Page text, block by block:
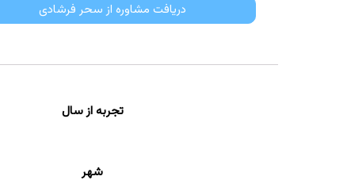
دریافت مشاوره از سحر فرشادی
تجربه از سال
شهر